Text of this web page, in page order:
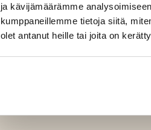
ja kävijämäärämme
kumppaneillemme tietoja siitä,
olet antanut heille tai joita on